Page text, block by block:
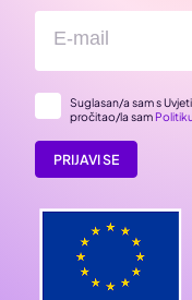
Suglasan/a sam s
pročitao/la sam
PRIJAVI SE